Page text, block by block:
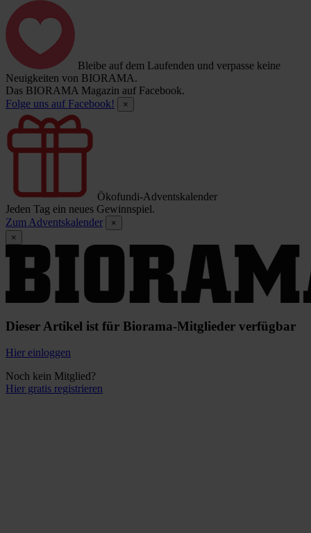
Bleibe auf dem Laufenden und verpasse keine
Neuigkeiten von BIORAMA.
Das BIORAMA Magazin auf Facebook.
Folge uns auf Facebook!
×
Ökofundi-Adventskalender
Jeden Tag ein neues Gewinnspiel.
Zum Adventskalender
×
×
Dieser Artikel ist für Biorama-Mitglieder verfügbar
Hier einloggen
Noch kein Mitglied?
Hier gratis registrieren